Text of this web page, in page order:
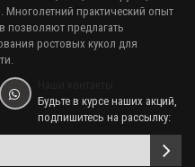
р.
р.
Многолетний практический опыт
позволяют предлагать
ростовых кукол для
Будьте в курсе наших акций,
подпишитесь на рассылку: